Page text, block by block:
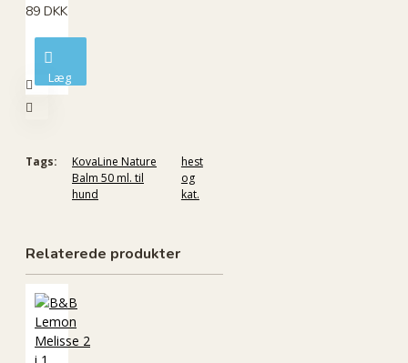
89 DKK
Læg
i
Tags:
KovaLine Nature
Balm 50 ml. til
hund
hest
og
kat.
Relaterede produkter